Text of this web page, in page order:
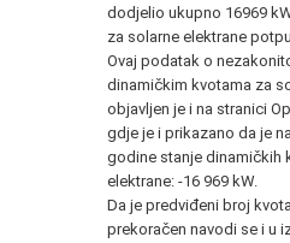
dodjelio ukupno 16969
za solarne elektrane
Ovaj podatak o
dinamičkim kvotama za
objavljen je i na stranici
gdje je i prikazano da je
godine stanje dinamičkih
elektrane: -16 969 kW.
Da je predviđeni broj
prekoračen navodi se i u